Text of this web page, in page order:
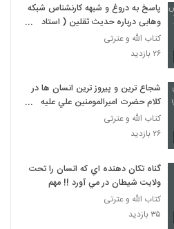
پاسخ به دروغ و شبهه کارنشناس شبکه
وهابی درباره حدیث ثقلین ( استاد
بهرامی زاد ) شبکه حضرت ولیعصر عج
کتاب الله و عترتی
۲۶ بازدید
شجاع ترين و پيروز ترين انسان ها در
کلام حضرت اميرالمومنين علي عليه
السلام
کتاب الله و عترتی
۲۶ بازدید
گناه تکان دهنده اي که انسان را تحت
ولايت شيطان در مي آورد !! مهم
کتاب الله و عترتی
۳۵ بازدید